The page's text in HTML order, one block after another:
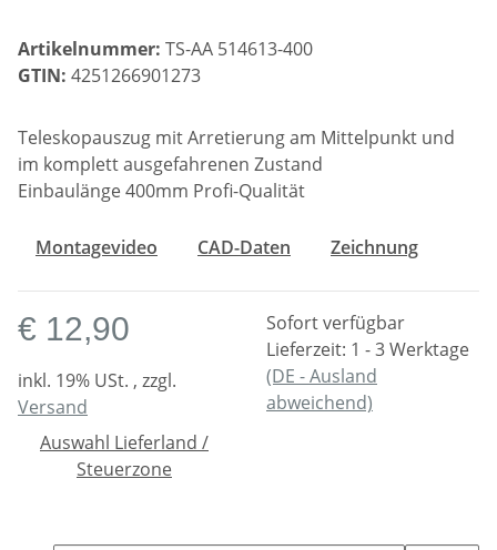
Artikelnummer: TS-AA 514613-400
GTIN: 4251266901273
Teleskopauszug mit Arretierung am Mittelpunkt und
im komplett ausgefahrenen Zustand
Einbaulänge 400mm Profi-Qualität
Montagevideo CAD-Daten Zeichnung
€ 12,90
inkl. 19% USt. , zzgl.
Versand
Auswahl Lieferland /
Steuerzone
Sofort verfügbar
Lieferzeit: 1 - 3 Werktage
(DE - Ausland
abweichend)